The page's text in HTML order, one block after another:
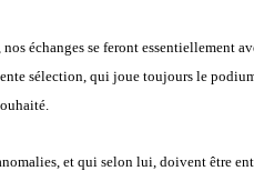
échanges se feront essentiellement
sélection, qui joue toujours le
et qui selon lui, doivent être